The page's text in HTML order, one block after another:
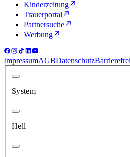
Kinderzeitung
Trauerportal
Partnersuche
Werbung
ImpressumAGBDatenschutz
System
Hell